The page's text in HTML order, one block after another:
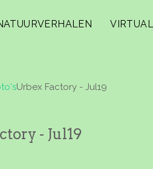
Urbex Factory - Jul19
- Jul19